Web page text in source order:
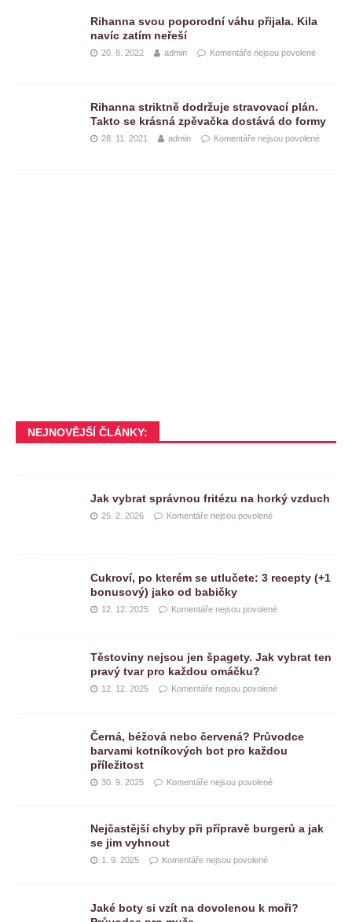
Rihanna svou poporodní váhu přijala. Kila
navíc zatím neřeší
20. 8. 2022 admin Komentáře nejsou povolené
Rihanna striktně dodržuje stravovací plán.
Takto se krásná zpěvačka dostává do formy
28. 11. 2021 admin Komentáře nejsou povolené
NEJNOVĚJŠÍ ČLÁNKY:
Jak vybrat správnou fritézu na horký vzduch
25. 2. 2026 Komentáře nejsou povolené
Cukroví, po kterém se utlučete: 3 recepty (+1
bonusový) jako od babičky
12. 12. 2025 Komentáře nejsou povolené
Těstoviny nejsou jen špagety. Jak vybrat ten
pravý tvar pro každou omáčku?
12. 12. 2025 Komentáře nejsou povolené
Černá, béžová nebo červená? Průvodce
barvami kotníkových bot pro každou
příležitost
30. 9. 2025 Komentáře nejsou povolené
Nejčastější chyby při přípravě burgerů a jak
se jim vyhnout
1. 9. 2025 Komentáře nejsou povolené
Jaké boty si vzít na dovolenou k moři?